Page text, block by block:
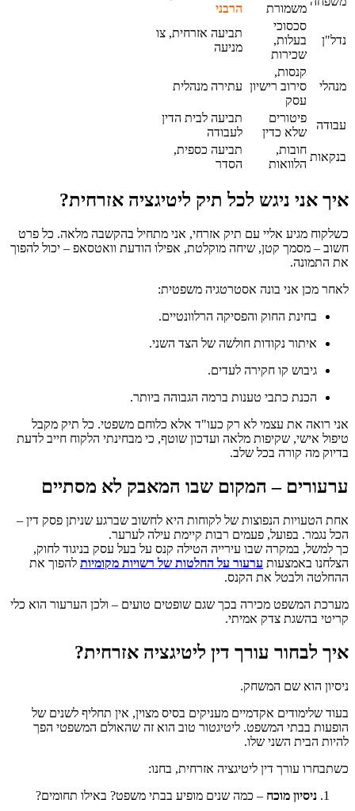
משמורת
הרבני
נדל"ן
סכסוכי
בעלות,
שכירות
תביעה אזרחית, צו
מניעה
מנהלי
קנסות,
סירוב רישיון
עסק
עתירה מנהלית
עבודה
פיטורים
שלא כדין
תביעה לבית הדין
לעבודה
בנקאות
חובות,
הלוואות
תביעה כספית,
הסדר
איך אני ניגש לכל תיק ליטיגציה אזרחית?
כשלקוח מגיע אליי עם תיק אזרחי, אני מתחיל בהקשבה מלאה. כל פרט
חשוב – מסמך קטן, שיחה מוקלטת, אפילו הודעת וואטסאפ – יכול להפוך
את התמונה.
לאחר מכן אני בונה אסטרטגיה משפטית:
בחינת החוק והפסיקה הרלוונטיים.
איתור נקודות חולשה של הצד השני.
גיבוש קו חקירה לעדים.
הכנת כתבי טענות ברמה הגבוהה ביותר.
אני רואה את עצמי לא רק כעו"ד אלא כלוחם משפטי. כל תיק מקבל
טיפול אישי, שקיפות מלאה ועדכון שוטף, כי מבחינתי הלקוח חייב לדעת
בדיוק מה קורה בכל שלב.
ערעורים – המקום שבו המאבק לא מסתיים
אחת הטעויות הנפוצות של לקוחות היא לחשוב שברגע שניתן פסק דין –
הכל נגמר. בפועל, פעמים רבות קיימת עילה לערער.
כך למשל, במקרה שבו עירייה הטילה קנס על בעל עסק בניגוד לחוק,
הצלחנו באמצעות ערעור על החלטות של רשויות מקומיות להפוך את
ההחלטה ולבטל את הקנס.
מערכת המשפט מכירה בכך שגם שופטים טועים – ולכן הערעור הוא כלי
קריטי בהשגת צדק אמיתי.
איך לבחור עורך דין ליטיגציה אזרחית?
ניסיון הוא שם המשחק.
בעוד שלימודים אקדמיים מעניקים בסיס מצוין, אין תחליף לשנים של
הופעות בבתי המשפט. ליטיגטור טוב הוא זה שהאולם המשפטי הפך
להיות הבית השני שלו.
כשתבחרו עורך דין ליטיגציה אזרחית, בחנו:
ניסיון מוכח – כמה שנים מופיע בבתי משפט? באילו תחומים?